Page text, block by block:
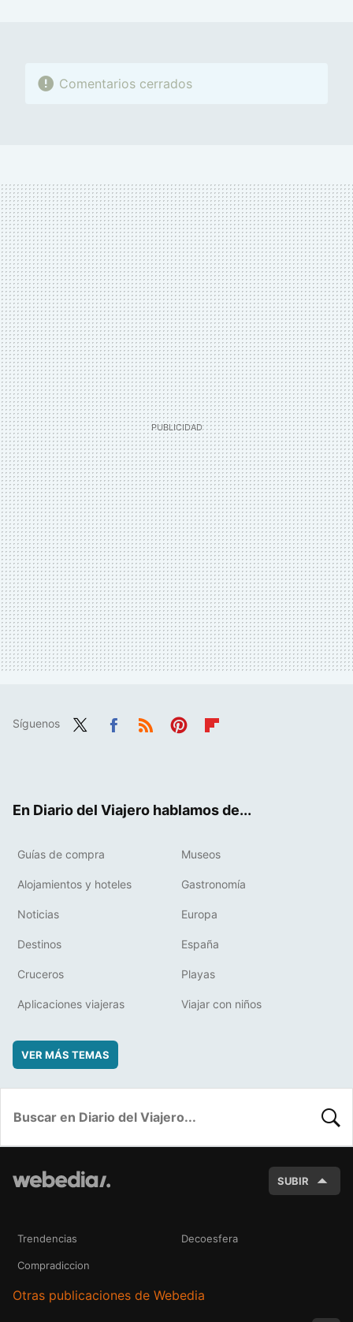
Comentarios cerrados
Síguenos
En Diario del Viajero hablamos de...
Guías de compra Museos
Alojamientos y hoteles Gastronomía
Noticias Europa
Destinos España
Cruceros Playas
Aplicaciones viajeras Viajar con niños
VER MÁS TEMAS
SUBIR
Trendencias Decoesfera
Compradiccion
Otras publicaciones de Webedia